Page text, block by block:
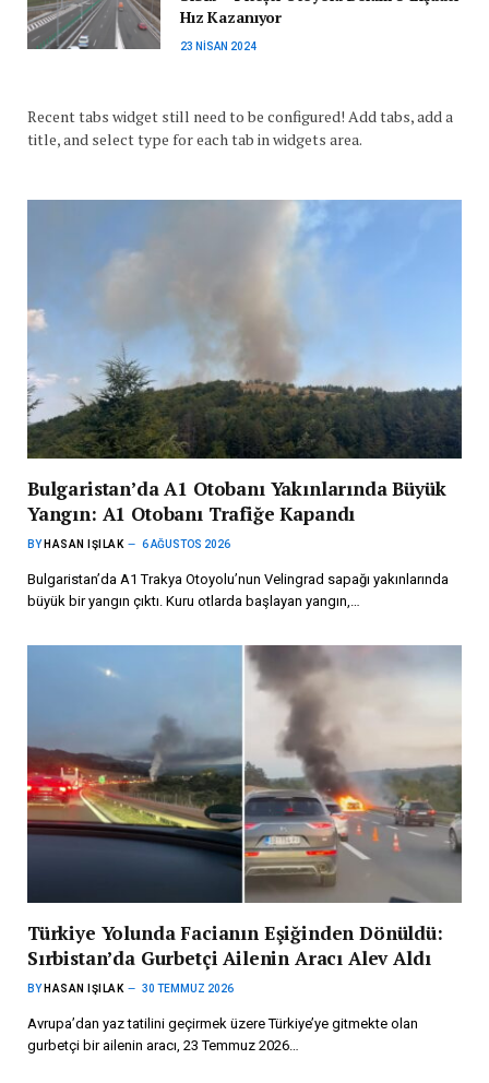
Hız Kazanıyor
23 NISAN 2024
Recent tabs widget still need to be configured! Add tabs, add a
title, and select type for each tab in widgets area.
Bulgaristan’da A1 Otobanı Yakınlarında Büyük
Yangın: A1 Otobanı Trafiğe Kapandı
BY HASAN IŞILAK 6 AĞUSTOS 2026
Bulgaristan’da A1 Trakya Otoyolu’nun Velingrad sapağı yakınlarında
büyük bir yangın çıktı. Kuru otlarda başlayan yangın,…
Türkiye Yolunda Facianın Eşiğinden Dönüldü:
Sırbistan’da Gurbetçi Ailenin Aracı Alev Aldı
BY HASAN IŞILAK 30 TEMMUZ 2026
Avrupa’dan yaz tatilini geçirmek üzere Türkiye’ye gitmekte olan
gurbetçi bir ailenin aracı, 23 Temmuz 2026…